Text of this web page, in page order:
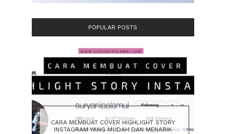
POPULAR POSTS
CARA MEMBUAT COVER HIGHLIGHT STORY
INSTAGRAM YANG MUDAH DAN MENARIK